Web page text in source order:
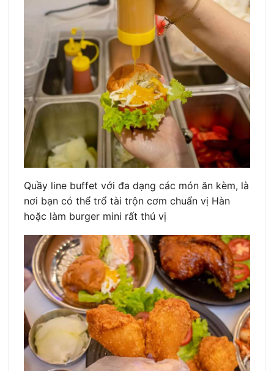
Quầy line buffet với đa dạng các món ăn kèm, là
nơi bạn có thể trổ tài trộn cơm chuẩn vị Hàn
hoặc làm burger mini rất thú vị